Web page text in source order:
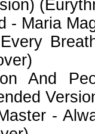
- Maria
And
-